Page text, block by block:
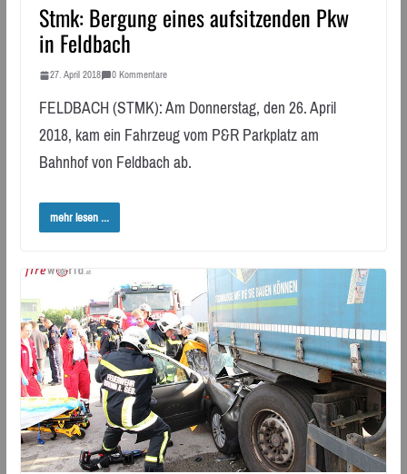
Stmk: Bergung eines aufsitzenden Pkw
in Feldbach
27. April 2018 0 Kommentare
FELDBACH (STMK): Am Donnerstag, den 26. April
2018, kam ein Fahrzeug vom P&R Parkplatz am
Bahnhof von Feldbach ab.
mehr lesen ...